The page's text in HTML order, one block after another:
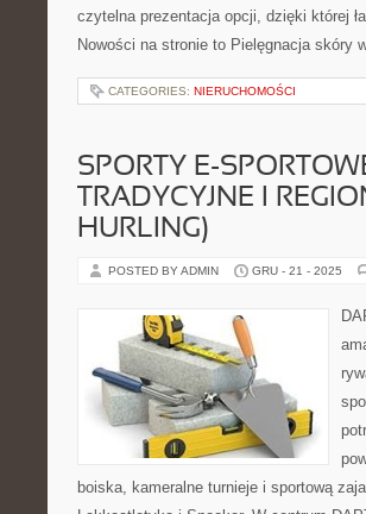
czytelna prezentacja opcji, dzięki której
Nowości na stronie to Pielęgnacja
CATEGORIES: NIERUCHOMOŚCI
SPORTY E-
TRADYCYJNE I
HURLING)
POSTED BY ADMIN GRU - 21 - 2025
boiska, kameralne turnieje i sportową